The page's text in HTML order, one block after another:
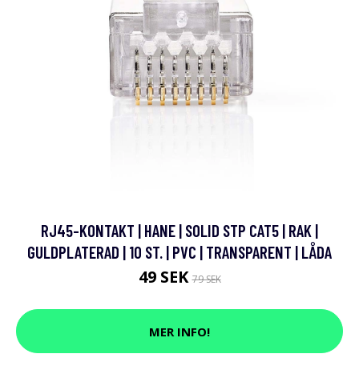
RJ45-KONTAKT | HANE | SOLID STP CAT5 | RAK |
GULDPLATERAD | 10 ST. | PVC | TRANSPARENT | LÅDA
49 SEK79 SEK
MER INFO!